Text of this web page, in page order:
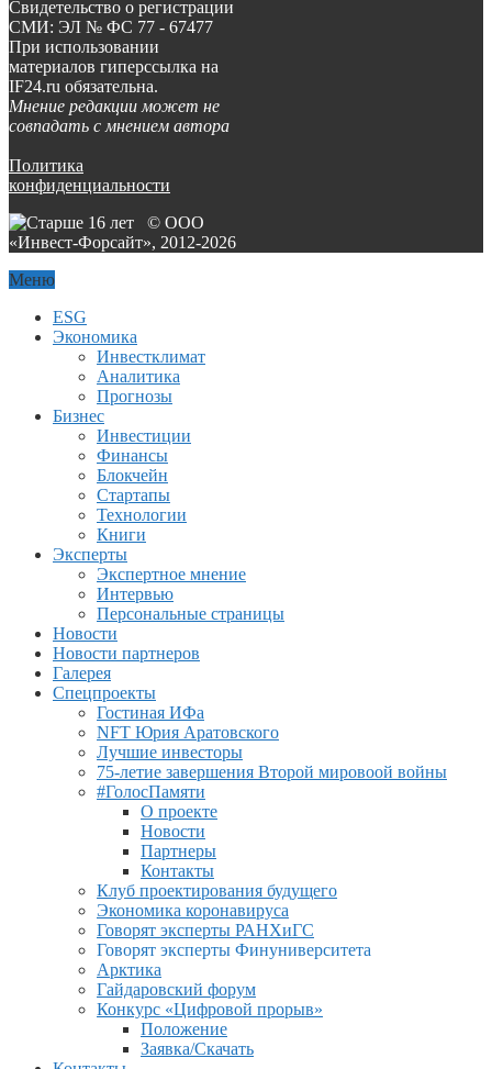
Свидетельство о регистрации
СМИ: ЭЛ № ФС 77 - 67477
При использовании
материалов гиперссылка на
IF24.ru обязательна.
Мнение редакции может не
совпадать с мнением автора
Политика
конфиденциальности
© ООО
«Инвест-Форсайт», 2012-2026
Меню
ESG
Экономика
Инвестклимат
Аналитика
Прогнозы
Бизнес
Инвестиции
Финансы
Блокчейн
Стартапы
Технологии
Книги
Эксперты
Экспертное мнение
Интервью
Персональные страницы
Новости
Новости партнеров
Галерея
Спецпроекты
Гостиная ИФа
NFT Юрия Аратовского
Лучшие инвесторы
75-летие завершения Второй мировоой войны
#ГолосПамяти
О проекте
Новости
Партнеры
Контакты
Клуб проектирования будущего
Экономика коронавируса
Говорят эксперты РАНХиГС
Говорят эксперты Финуниверситета
Арктика
Гайдаровский форум
Конкурс «Цифровой прорыв»
Положение
Заявка/Скачать